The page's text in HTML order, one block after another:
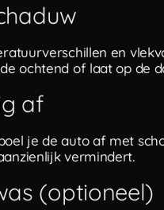
en
ochtend of laat op de
af
je de auto af met
vermindert.
(optioneel)